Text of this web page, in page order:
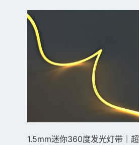
1.5mm迷你360度发光灯带｜超